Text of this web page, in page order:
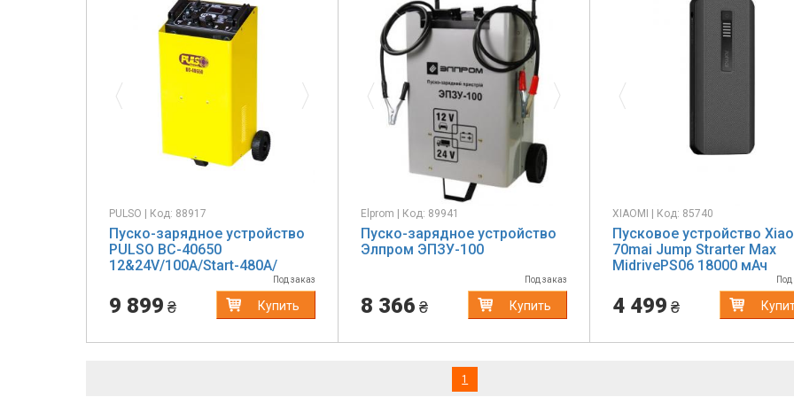
Previous
PULSO | Код: 88917
Пуско-зарядное устройство
PULSO BC-40650
12&24V/100A/Start-480A/
Под заказ
9 899 ₴ Купить
Previous
Elprom | Код: 89941
Пуско-зарядное устройство
Элпром ЭПЗУ-100
Под заказ
8 366 ₴ Купить
XIAOMI | Код: 85740
Пусковое устройство
70mai Jump Strarter Max
MidrivePS06 18000 мАч
Под
4 499 ₴
1